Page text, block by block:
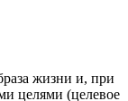
жизни и, при
целями (целевое